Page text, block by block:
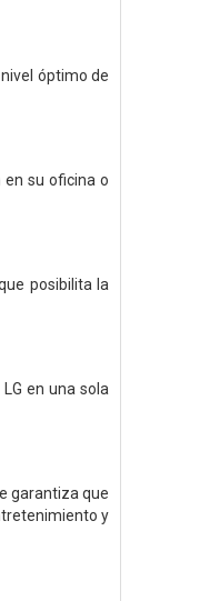
óptimo de
su oficina o
posibilita la
en una sola
garantiza que
y